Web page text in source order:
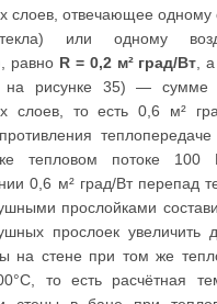
слоев, отвечающее
или одному
равно R = 0,2 м² град/Вт ,
на рисунке 35) — сумме
слоев, то есть 0,6 м²
теплопередаче
тепловом потоке 100
0,6 м² град/Вт перепад
прослойками
прослоек увеличить
на стене при том же
то есть расчётная